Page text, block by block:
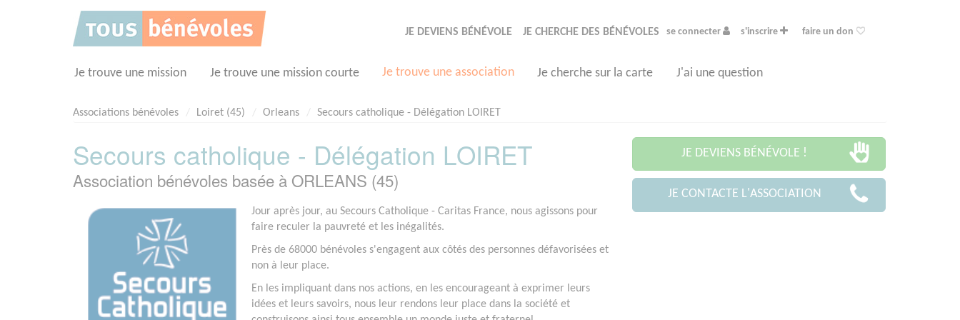
JE DEVIENS BÉNÉVOLE JE CHERCHE DES BÉNÉVOLES se connecter s'inscrire faire un don
Je trouve une mission Je trouve une mission courte Je trouve une association Je cherche sur la carte J'ai une question
Associations bénévoles Loiret (45) Orleans Secours catholique - Délégation LOIRET
Secours catholique - Délégation LOIRET
Association bénévoles basée à ORLEANS (45)
Jour après jour, au Secours Catholique - Caritas France, nous agissons pour
faire reculer la pauvreté et les inégalités.
Près de 68000 bénévoles s'engagent aux côtés des personnes défavorisées et
non à leur place.
En les impliquant dans nos actions, en les encourageant à exprimer leurs
idées et leurs savoirs, nous leur rendons leur place dans la société et
JE DEVIENS BÉNÉVOLE !
JE CONTACTE L'ASSOCIATION